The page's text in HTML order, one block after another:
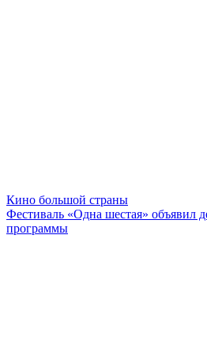
Кино большой страны
Фестиваль «Одна шестая» объявил
программы